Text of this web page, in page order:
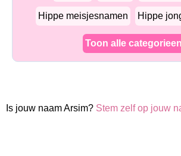
Hippe meisjesnamen Hippe
Toon alle categorieen
Is jouw naam Arsim? Stem zelf op jouw